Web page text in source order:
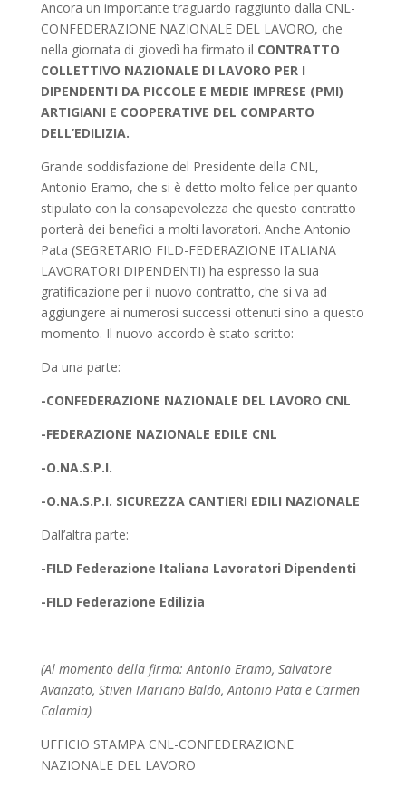
Ancora un importante traguardo raggiunto dalla CNL-
CONFEDERAZIONE NAZIONALE DEL LAVORO, che
nella giornata di giovedì ha firmato il CONTRATTO
COLLETTIVO NAZIONALE DI LAVORO PER I
DIPENDENTI DA PICCOLE E MEDIE IMPRESE (PMI)
ARTIGIANI E COOPERATIVE DEL COMPARTO
DELL’EDILIZIA.
Grande soddisfazione del Presidente della CNL,
Antonio Eramo, che si è detto molto felice per quanto
stipulato con la consapevolezza che questo contratto
porterà dei benefici a molti lavoratori. Anche Antonio
Pata (SEGRETARIO FILD-FEDERAZIONE ITALIANA
LAVORATORI DIPENDENTI) ha espresso la sua
gratificazione per il nuovo contratto, che si va ad
aggiungere ai numerosi successi ottenuti sino a questo
momento. Il nuovo accordo è stato scritto:
Da una parte:
-CONFEDERAZIONE NAZIONALE DEL LAVORO CNL
-FEDERAZIONE NAZIONALE EDILE CNL
-O.NA.S.P.I.
-O.NA.S.P.I. SICUREZZA CANTIERI EDILI NAZIONALE
Dall’altra parte:
-FILD Federazione Italiana Lavoratori Dipendenti
-FILD Federazione Edilizia
(Al momento della firma: Antonio Eramo, Salvatore
Avanzato, Stiven Mariano Baldo, Antonio Pata e Carmen
Calamia)
UFFICIO STAMPA CNL-CONFEDERAZIONE
NAZIONALE DEL LAVORO